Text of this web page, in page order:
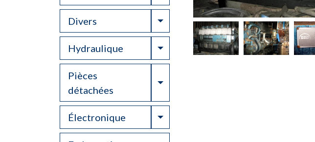
Divers Toggle Dropdown
Hydraulique Toggle Dropdown
Pièces
détachées
Toggle Dropdown
Électronique Toggle Dropdown